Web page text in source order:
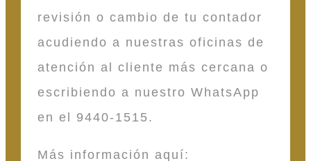
revisión o cambio de tu contador
acudiendo a nuestras oficinas de
atención al cliente más cercana o
escribiendo a nuestro WhatsApp
en el 9440-1515.
Más información aquí: